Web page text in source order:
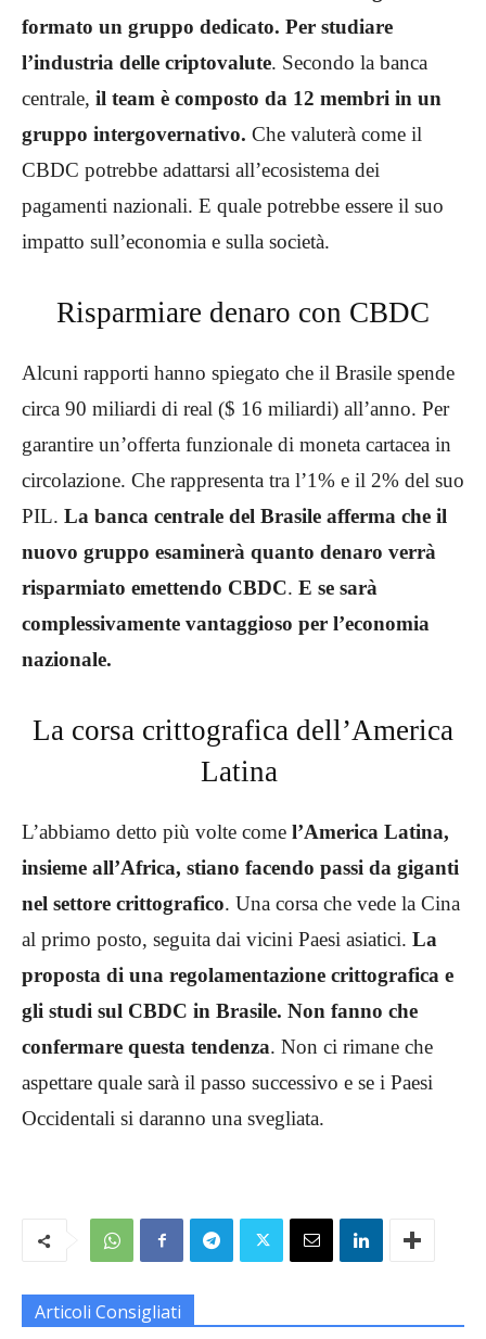
formato un gruppo dedicato. Per studiare
l’industria delle criptovalute. Secondo la banca
centrale, il team è composto da 12 membri in un
gruppo intergovernativo. Che valuterà come il
CBDC potrebbe adattarsi all’ecosistema dei
pagamenti nazionali. E quale potrebbe essere il suo
impatto sull’economia e sulla società.
Risparmiare denaro con CBDC
Alcuni rapporti hanno spiegato che il Brasile spende
circa 90 miliardi di real ($ 16 miliardi) all’anno. Per
garantire un’offerta funzionale di moneta cartacea in
circolazione. Che rappresenta tra l’1% e il 2% del suo
PIL. La banca centrale del Brasile afferma che il
nuovo gruppo esaminerà quanto denaro verrà
risparmiato emettendo CBDC. E se sarà
complessivamente vantaggioso per l’economia
nazionale.
La corsa crittografica dell’America
Latina
L’abbiamo detto più volte come l’America Latina,
insieme all’Africa, stiano facendo passi da giganti
nel settore crittografico. Una corsa che vede la Cina
al primo posto, seguita dai vicini Paesi asiatici. La
proposta di una regolamentazione crittografica e
gli studi sul CBDC in Brasile. Non fanno che
confermare questa tendenza. Non ci rimane che
aspettare quale sarà il passo successivo e se i Paesi
Occidentali si daranno una svegliata.
Articoli Consigliati